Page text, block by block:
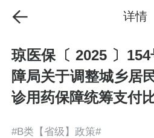
详情
琼医保〔 2025 〕
障局关于调整城乡居
诊用药保障统筹支付
#B类【省级】政策#